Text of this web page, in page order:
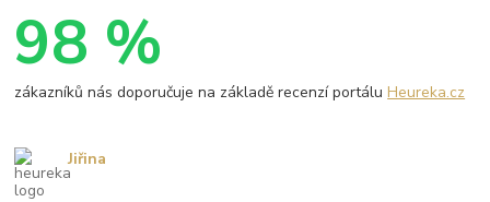
98 %
zákazníků nás doporučuje na základě recenzí portáluHeureka.cz
Jiřina